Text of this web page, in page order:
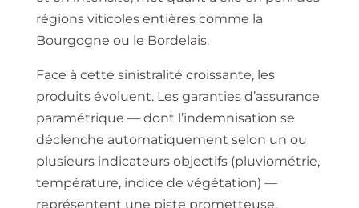
régions viticoles entières comme la
Bourgogne ou le Bordelais.
Face à cette sinistralité croissante, les
produits évoluent. Les garanties d’assurance
paramétrique — dont l’indemnisation se
déclenche automatiquement selon un ou
plusieurs indicateurs objectifs (pluviométrie,
température, indice de végétation) —
représentent une piste prometteuse,